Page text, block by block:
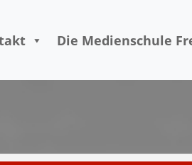
Die Medienschule